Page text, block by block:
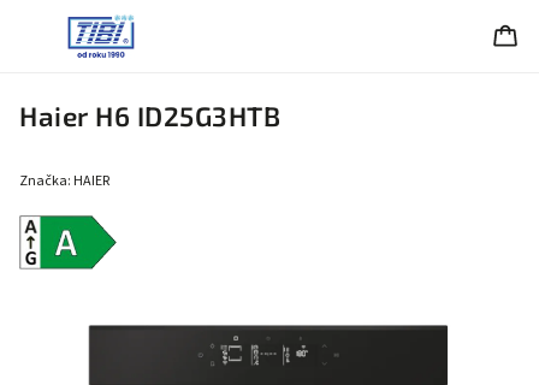
Haier H6 ID25G3HTB
Energetická
trieda A
Značka: HAIER